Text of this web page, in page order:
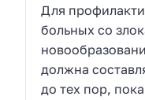
Для
больных со
должна
до тех пор,